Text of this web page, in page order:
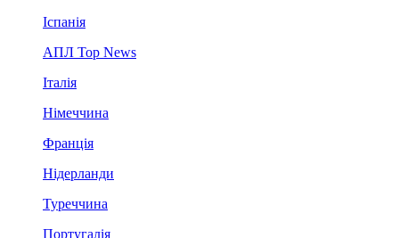
Іспанія
АПЛ Top News
Італія
Німеччина
Франція
Нідерланди
Туреччина
Португалія